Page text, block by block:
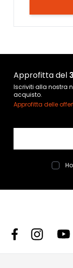
Approfitta del
Iscriviti alla nostra
acquisto.
Approfitta delle